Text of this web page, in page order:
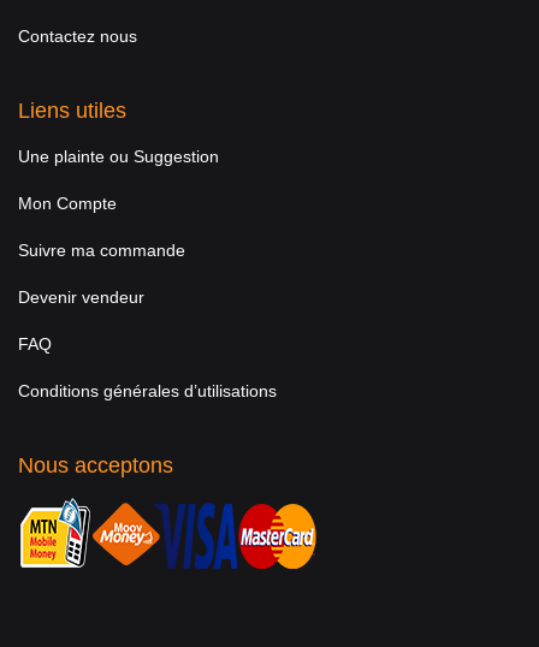
Contactez nous
Liens utiles
Une plainte ou Suggestion
Mon Compte
Suivre ma commande
Devenir vendeur
FAQ
Conditions générales d’utilisations
Nous acceptons